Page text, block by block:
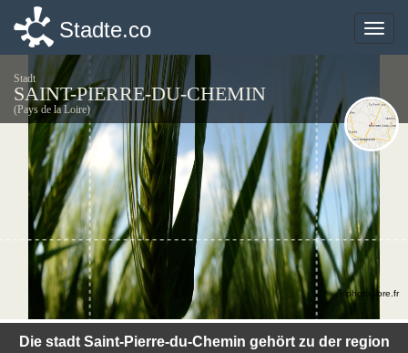
Toggle
Stadte.co
Stadt
SAINT-PIERRE-DU-CHEMIN
(Pays de la Loire)
Die stadt Saint-Pierre-du-Chemin gehört zu der region
©photo-libre.fr
Toggle
Stadte.co